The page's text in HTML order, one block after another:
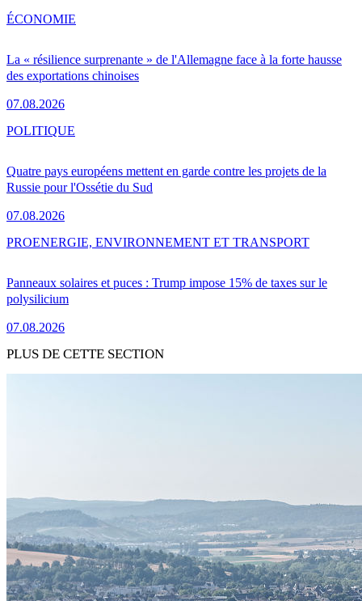
La « résilience surprenante » de l'Allemagne face à la forte hausse
des exportations chinoises
07.08.2026
ÉCONOMIE
Quatre pays européens mettent en garde contre les projets de la
Russie pour l'Ossétie du Sud
07.08.2026
POLITIQUE
Panneaux solaires et puces : Trump impose 15% de taxes sur le
polysilicium
07.08.2026
PROENERGIE, ENVIRONNEMENT ET TRANSPORT
PLUS DE CETTE SECTION